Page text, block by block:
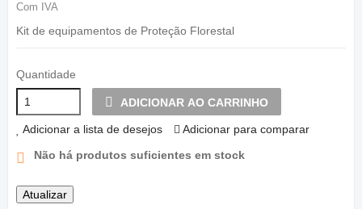
Com IVA
Kit de equipamentos de Proteção Florestal
Quantidade
ADICIONAR AO CARRINHO
Adicionar a lista de desejos
Adicionar para comparar
Não há produtos suficientes em stock